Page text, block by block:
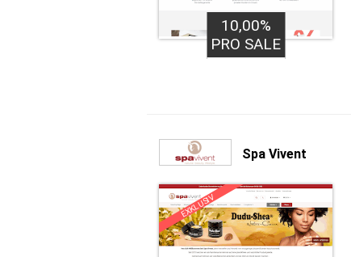
10,00%
PRO SALE
Spa Vivent
EXKLUSIV